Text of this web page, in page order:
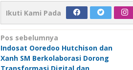
Ikuti Kami Pada
Navigasi
pos
Pos sebelumnya
Indosat Ooredoo Hutchison dan
Xanh SM Berkolaborasi Dorong
Transformasi Digital dan